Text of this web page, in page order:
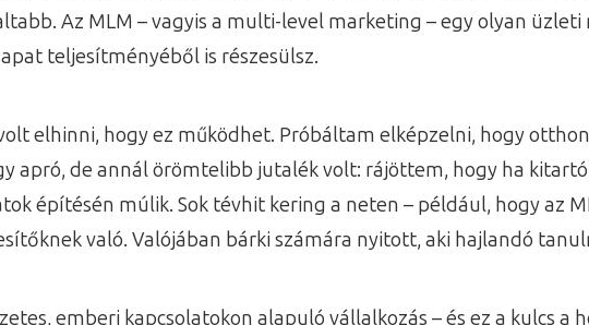
Az MLM – vagyis a multi-level marketing – egy olyan üzleti
teljesítményéből is részesülsz.
elhinni, hogy ez működhet. Próbáltam elképzelni, hogy
apró, de annál örömtelibb jutalék volt: rájöttem, hogy ha kitartó
építésén múlik. Sok tévhit kering a neten – például, hogy az
való. Valójában bárki számára nyitott, aki hajlandó
emberi kapcsolatokon alapuló vállalkozás – és ez a kulcs a